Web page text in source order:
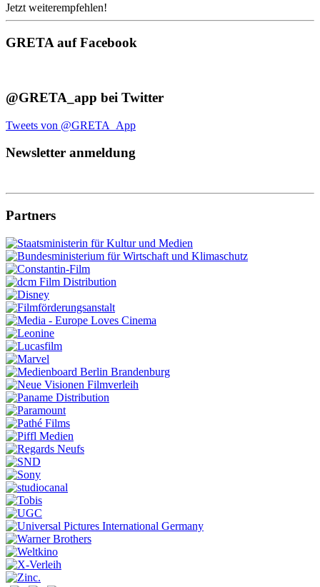
Jetzt weiterempfehlen!
GRETA auf Facebook
@GRETA_app bei Twitter
Tweets von @GRETA_App
Newsletter anmeldung
Partners